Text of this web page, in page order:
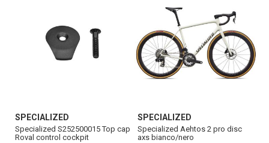
SPECIALIZED
Specialized S252500015 Top cap
Roval control cockpit
SPECIALIZED
Specialized Aehtos 2 pro disc
axs bianco/nero